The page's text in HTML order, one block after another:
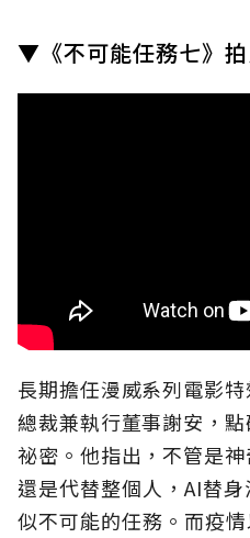
▼《不可能任務七》
長期擔任漫威系列電影
總裁兼執行董事謝安，
祕密。他指出，不管是
還是代替整個人，AI替
似不可能的任務。而疫